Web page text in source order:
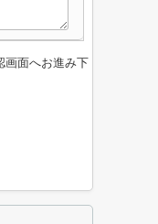
画面へお進み下